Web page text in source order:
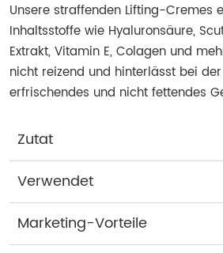
Unsere straffenden Lifting-Cremes
Inhaltsstoffe wie Hyaluronsäure,
Extrakt, Vitamin E, Colagen und
nicht reizend und hinterlässt bei
erfrischendes und nicht fettendes
Zutat
Verwendet
Marketing-Vorteile